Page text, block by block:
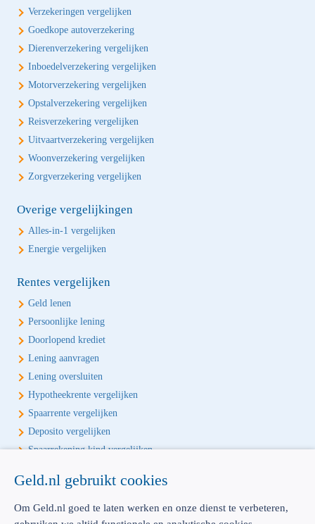
Verzekeringen vergelijken
Goedkope autoverzekering
Dierenverzekering vergelijken
Inboedelverzekering vergelijken
Motorverzekering vergelijken
Opstalverzekering vergelijken
Reisverzekering vergelijken
Uitvaartverzekering vergelijken
Woonverzekering vergelijken
Zorgverzekering vergelijken
Overige vergelijkingen
Alles-in-1 vergelijken
Energie vergelijken
Rentes vergelijken
Geld lenen
Persoonlijke lening
Doorlopend krediet
Lening aanvragen
Lening oversluiten
Hypotheekrente vergelijken
Spaarrente vergelijken
Deposito vergelijken
Spaarrekening kind vergelijken
Écht onafhankelijk vergelijken
Geld.nl is de écht onafhankelijke vergelijker voor je verzekeringen en
bankproducten. Vergelijk, kies het beste product voor jou en betaal
Geld.nl gebruikt cookies
Om Geld.nl goed te laten werken en onze dienst te verbeteren,